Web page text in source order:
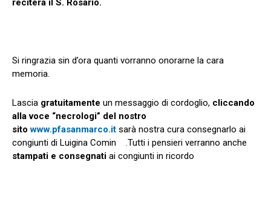
reciterà il S. Rosario.
Si ringrazia sin d’ora quanti vorranno onorarne la cara
memoria.
Lascia gratuitamente un messaggio di cordoglio, cliccando
alla voce “necrologi” del nostro
sitowww.pfasanmarco.it sarà nostra cura consegnarlo ai
congiunti di Luigina Comin .Tutti i pensieri verranno anche
stampati e consegnati ai congiunti in ricordo